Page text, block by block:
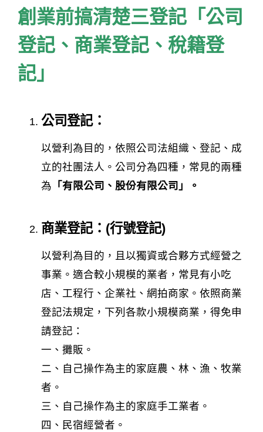
創業前搞清楚三登記「公司
登記、商業登記、稅籍登
記」
公司登記：
以營利為目的，依照公司法組織、登記、成
立的社團法人。公司分為四種，常見的兩種
為 「有限公司、股份有限公司」。
商業登記：(行號登記)
以營利為目的，且以獨資或合夥方式經營之
事業。適合較小規模的業者，常見有小吃
店、工程行、企業社、網拍商家。依照商業
登記法規定，下列各款小規模商業，得免申
請登記：
一、攤販。
二、自己操作為主的家庭農、林、漁、牧業
者。
三、自己操作為主的家庭手工業者。
四、民宿經營者。